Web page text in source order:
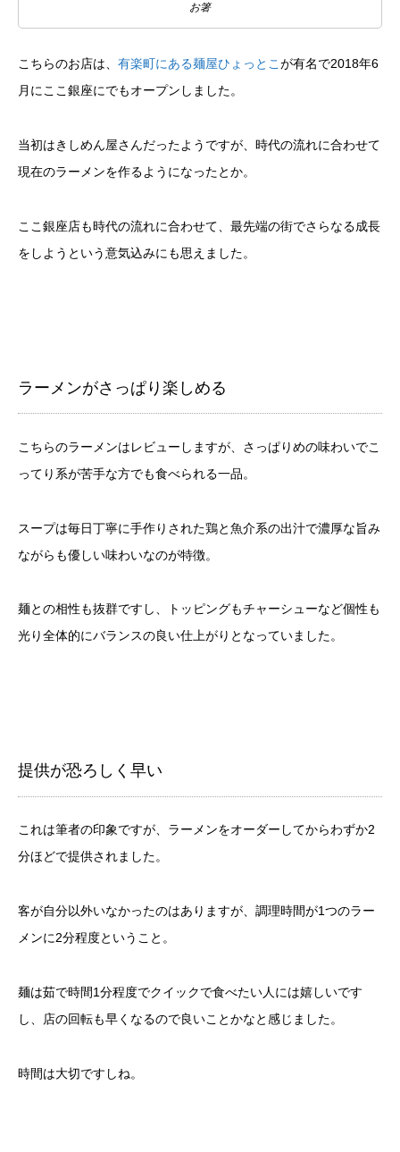
お箸
こちらのお店は、 有楽町にある麺屋ひょっとこ が有名で2018年6
月にここ銀座にでもオープンしました。
当初はきしめん屋さんだったようですが、時代の流れに合わせて
現在のラーメンを作るようになったとか。
ここ銀座店も時代の流れに合わせて、最先端の街でさらなる成長
をしようという意気込みにも思えました。
ラーメンがさっぱり楽しめる
こちらのラーメンはレビューしますが、さっぱりめの味わいでこ
ってり系が苦手な方でも食べられる一品。
スープは毎日丁寧に手作りされた鶏と魚介系の出汁で濃厚な旨み
ながらも優しい味わいなのが特徴。
麺との相性も抜群ですし、トッピングもチャーシューなど個性も
光り全体的にバランスの良い仕上がりとなっていました。
提供が恐ろしく早い
これは筆者の印象ですが、ラーメンをオーダーしてからわずか2
分ほどで提供されました。
客が自分以外いなかったのはありますが、調理時間が1つのラー
メンに2分程度ということ。
麺は茹で時間1分程度でクイックで食べたい人には嬉しいです
し、店の回転も早くなるので良いことかなと感じました。
時間は大切ですしね。